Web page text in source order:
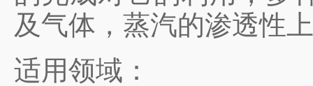
及气体，蒸汽的渗透性
适用领域：